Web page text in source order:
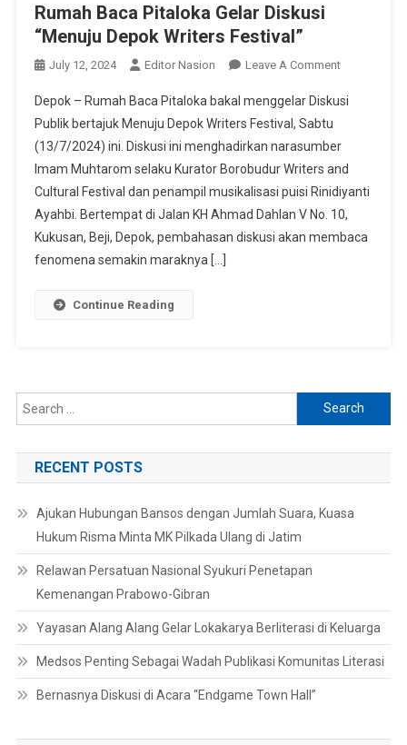
Rumah Baca Pitaloka Gelar Diskusi
“Menuju Depok Writers Festival”
July 12, 2024 Editor Nasion Leave A CommentOn
Baca
Gelar
Diskusi
“Menuju
Depok
Writers
Depok – Rumah Baca Pitaloka bakal menggelar Diskusi
Publik bertajuk Menuju Depok Writers Festival, Sabtu
(13/7/2024) ini. Diskusi ini menghadirkan narasumber
Imam Muhtarom selaku Kurator Borobudur Writers and
Cultural Festival dan penampil musikalisasi puisi Rinidiyanti
Ayahbi. Bertempat di Jalan KH Ahmad Dahlan V No. 10,
Kukusan, Beji, Depok, pembahasan diskusi akan membaca
fenomena semakin maraknya […]
Continue Reading
Search
for:
RECENT POSTS
Ajukan Hubungan Bansos dengan Jumlah Suara, Kuasa
Hukum Risma Minta MK Pilkada Ulang di Jatim
Relawan Persatuan Nasional Syukuri Penetapan
Kemenangan Prabowo-Gibran
Yayasan Alang Alang Gelar Lokakarya Berliterasi di Keluarga
Medsos Penting Sebagai Wadah Publikasi Komunitas Literasi
Bernasnya Diskusi di Acara “Endgame Town Hall”